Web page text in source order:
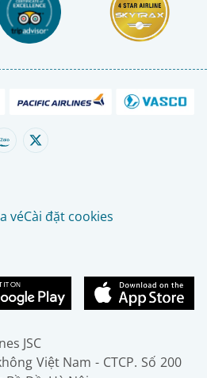
véCài đặt cookies
JSC
Việt Nam - CTCP. Số 200